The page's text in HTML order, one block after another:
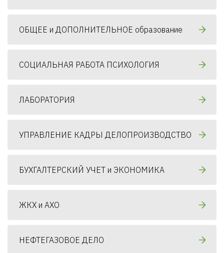
ОБЩЕЕ и ДОПОЛНИТЕЛЬНОЕ образование
СОЦИАЛЬНАЯ РАБОТА ПСИХОЛОГИЯ
ЛАБОРАТОРИЯ
УПРАВЛЕНИЕ КАДРЫ ДЕЛОПРОИЗВОДСТВО
БУХГАЛТЕРСКИЙ УЧЕТ и ЭКОНОМИКА
ЖКХ и АХО
НЕФТЕГАЗОВОЕ ДЕЛО